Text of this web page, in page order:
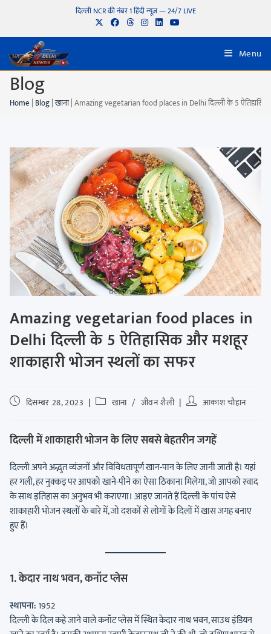
दिल्ली NCR की नंबर 1 हिंदी न्यूज़ — 24/7 LIVE
Menu
Blog
Home | Blog|खाना|Amazing vegetarian food places in Delhi दिल्ली के 5
Amazing vegetarian food places in
Delhi दिल्ली के 5 ऐतिहासिक और मशहूर
शाकाहारी भोजन स्थलों का सफर
दिसम्बर 28, 2023 खाना / जीवन शैली आकाश चौहान
दिल्ली में शाकाहारी भोजन के लिए सबसे बेहतरीन जगहें
दिल्ली अपने अद्भुत व्यंजनों और विविधतापूर्ण खान-पान के लिए जानी जाती है। यहां
हर गली, हर नुक्कड़ पर आपको खाने-पीने का ऐसा ठिकाना मिलेगा, जो आपको स्वाद
के साथ इतिहास का अनुभव भी कराएगा। आइए जानते हैं दिल्ली के पांच ऐसे
शाकाहारी भोजन स्थलों के बारे में, जो दशकों से लोगों के दिलों में खास जगह बनाए
हुए हैं।
1. केदार नाथ भवन, कनॉट प्लेस
स्थापना: 1952
दिल्ली के दिल कहे जाने वाले कनॉट प्लेस में स्थित केदार नाथ भवन, साउथ इंडियन